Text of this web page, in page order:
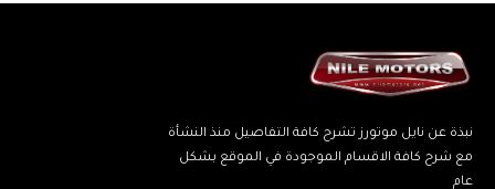
نبذة عن نايل موتورز تشرح كافة التفاصيل منذ النشأة
مع شرح كافة الاقسام الموجودة في الموقع بشكل
عام